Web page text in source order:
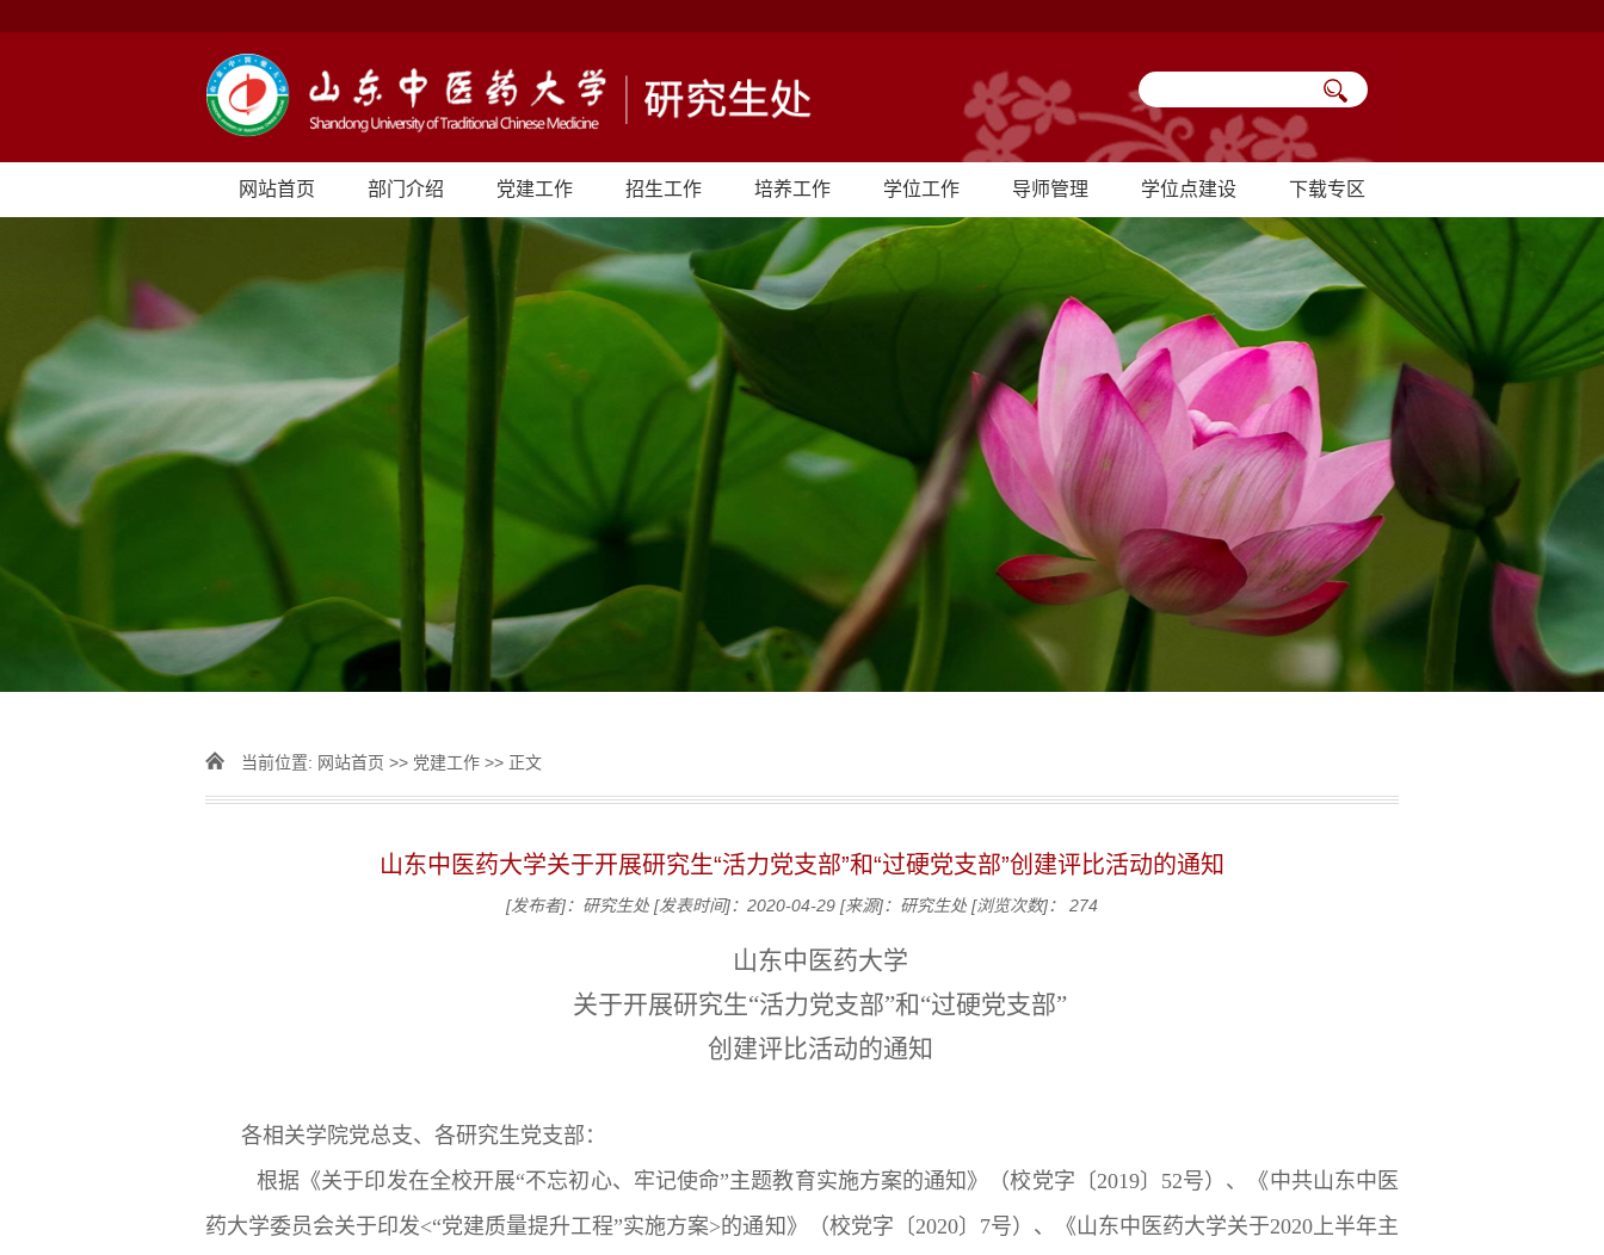
网站首页 部门介绍 党建工作 招生工作 培养工作 学位工作 导师管理 学位点建设 下载专区
当前位置: 网站首页 >> 党建工作 >> 正文
山东中医药大学关于开展研究生“活力党支部”和“过硬党支部”创建评比活动的通知
[发布者]：研究生处 [发表时间]：2020-04-29 [来源]：研究生处 [浏览次数]： 274
山东中医药大学
关于开展研究生“活力党支部”和“过硬党支部”
创建评比活动的通知
各相关学院党总支、各研究生党支部：
根据《关于印发在全校开展“不忘初心、牢记使命”主题教育实施方案的通知》（校党字〔2019〕52号）、《中共山东中医
药大学委员会关于印发<“党建质量提升工程”实施方案>的通知》（校党字〔2020〕7号）、《山东中医药大学关于2020上半年主